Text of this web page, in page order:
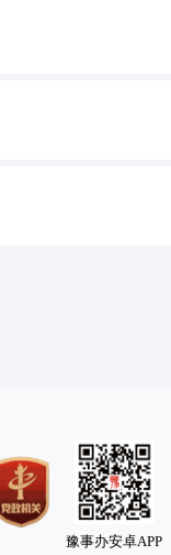
豫事办安卓APP